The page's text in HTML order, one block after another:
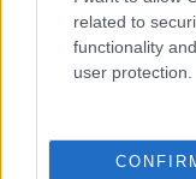
related to
functionality
user protection.
Mps-